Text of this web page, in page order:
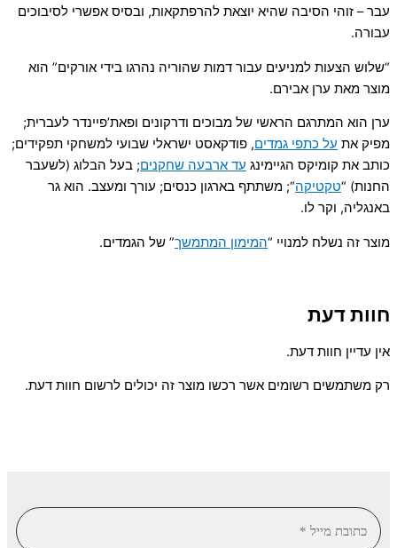
עבר – זוהי הסיבה שהיא יוצאת להרפתקאות, ובסיס אפשרי לסיבוכים
עבורה.
“שלוש הצעות למניעים עבור דמות שהוריה נהרגו בידי אורקים” הוא
מוצר מאת ערן אבירם.
ערן הוא המתרגם הראשי של מבוכים ודרקונים ופאת’פיינדר לעברית;
מפיק את על כתפי גמדים, פודקאסט ישראלי שבועי למשחקי תפקידים;
כותב את קומיקס הגיימינג עד ארבעה שחקנים; בעל הבלוג (לשעבר
החנות) “טקטיקה“; משתתף בארגון כנסים; עורך ומעצב. הוא גר
באנגליה, וקר לו.
מוצר זה נשלח למנויי “המימון המתמשך” של הגמדים.
חוות דעת
אין עדיין חוות דעת.
רק משתמשים רשומים אשר רכשו מוצר זה יכולים לרשום חוות דעת.